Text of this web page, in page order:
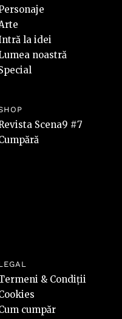
la idei
noastră
Scena9 #7
& Condiții
cumpăr